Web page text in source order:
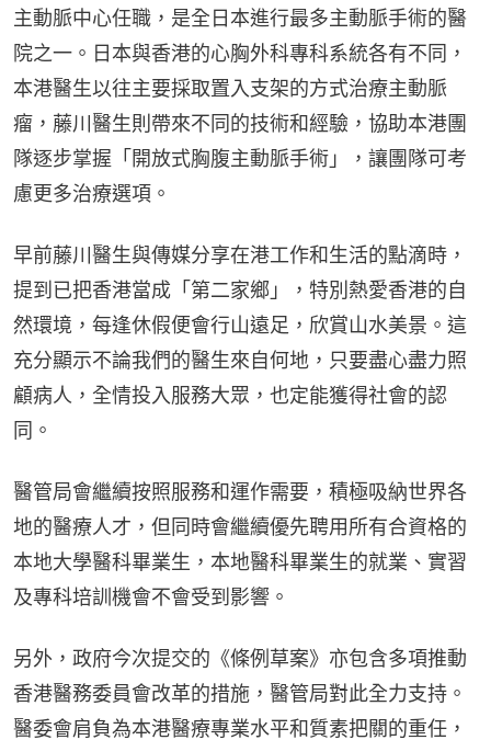
主動脈中心任職，是全日本進行最多主動脈手術的醫
院之一。日本與香港的心胸外科專科系統各有不同，
本港醫生以往主要採取置入支架的方式治療主動脈
瘤，藤川醫生則帶來不同的技術和經驗，協助本港團
隊逐步掌握「開放式胸腹主動脈手術」，讓團隊可考
慮更多治療選項。
早前藤川醫生與傳媒分享在港工作和生活的點滴時，
提到已把香港當成「第二家鄉」，特別熱愛香港的自
然環境，每逢休假便會行山遠足，欣賞山水美景。這
充分顯示不論我們的醫生來自何地，只要盡心盡力照
顧病人，全情投入服務大眾，也定能獲得社會的認
同。
醫管局會繼續按照服務和運作需要，積極吸納世界各
地的醫療人才，但同時會繼續優先聘用所有合資格的
本地大學醫科畢業生，本地醫科畢業生的就業、實習
及專科培訓機會不會受到影響。
另外，政府今次提交的《條例草案》亦包含多項推動
香港醫務委員會改革的措施，醫管局對此全力支持。
醫委會肩負為本港醫療專業水平和質素把關的重任，